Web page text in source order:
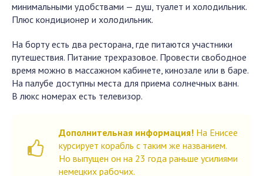
минимальными удобствами — душ, туалет и холодильник.
Плюс кондиционер и холодильник.
На борту есть два ресторана, где питаются участники
путешествия. Питание трехразовое. Провести свободное
время можно в массажном кабинете, кинозале или в баре.
На палубе доступны места для приема солнечных ванн.
В люкс номерах есть телевизор.
Дополнительная информация! На Енисее
курсирует корабль с таким же названием.
Но выпущен он на 23 года раньше усилиями
немецких рабочих.